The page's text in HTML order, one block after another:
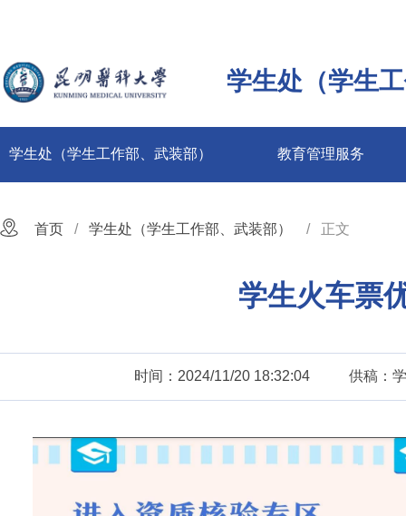
学生处（学生
学生处（学生工作部、武装部） 教育管理服务
首页 学生处（学生工作部、武装部） 正文
学生火车票
时间：2024/11/20 18:32:04 供稿：